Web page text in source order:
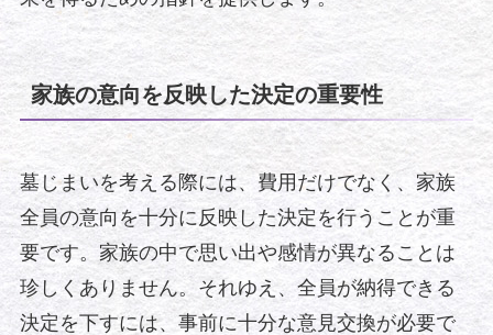
家族の意向を反映した決定の重要性
墓じまいを考える際には、費用だけでなく、家族
全員の意向を十分に反映した決定を行うことが重
要です。家族の中で思い出や感情が異なることは
珍しくありません。それゆえ、全員が納得できる
決定を下すには、事前に十分な意見交換が必要で